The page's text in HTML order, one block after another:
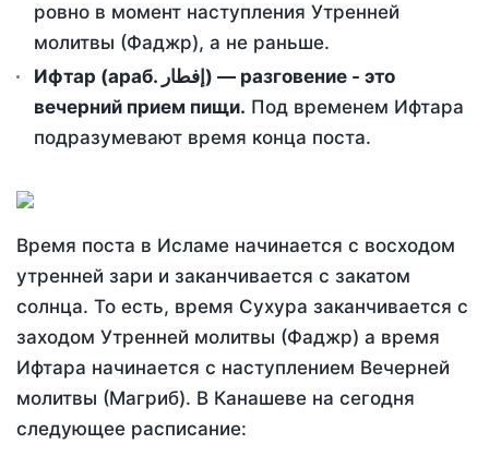
ровно в момент наступления Утренней
молитвы (Фаджр), а не раньше.
Ифтар (араб. إفطار) — разговение - это
вечерний прием пищи. Под временем Ифтара
подразумевают время конца поста.
Время поста в Исламе начинается с восходом
утренней зари и заканчивается с закатом
солнца. То есть, время Сухура заканчивается с
заходом Утренней молитвы (Фаджр) а время
Ифтара начинается с наступлением Вечерней
молитвы (Магриб). В Канашеве на сегодня
следующее расписание: